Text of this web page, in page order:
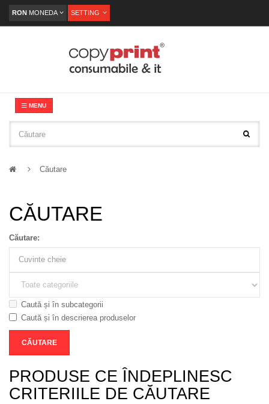
RON MONEDA SETTING
MENU
Căutare
CĂUTARE
Căutare:
Caută și în subcategorii
Caută și în descrierea produselor
PRODUSE CE ÎNDEPLINESC
CRITERIILE DE CĂUTARE